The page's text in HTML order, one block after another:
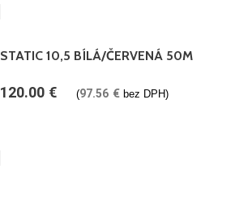
STATIC 10,5 BÍLÁ/ČERVENÁ 50M
120.00 € (97.56 € bez DPH)